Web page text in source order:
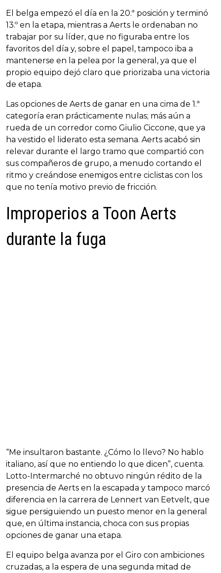
El belga empezó el día en la 20.ª posición y terminó
13.º en la etapa, mientras a Aerts le ordenaban no
trabajar por su líder, que no figuraba entre los
favoritos del día y, sobre el papel, tampoco iba a
mantenerse en la pelea por la general, ya que el
propio equipo dejó claro que priorizaba una victoria
de etapa.
Las opciones de Aerts de ganar en una cima de 1.ª
categoría eran prácticamente nulas; más aún a
rueda de un corredor como Giulio Ciccone, que ya
ha vestido el liderato esta semana. Aerts acabó sin
relevar durante el largo tramo que compartió con
sus compañeros de grupo, a menudo cortando el
ritmo y creándose enemigos entre ciclistas con los
que no tenía motivo previo de fricción.
Improperios a Toon Aerts
durante la fuga
“Me insultaron bastante. ¿Cómo lo llevo? No hablo
italiano, así que no entiendo lo que dicen”, cuenta.
Lotto-Intermarché no obtuvo ningún rédito de la
presencia de Aerts en la escapada y tampoco marcó
diferencia en la carrera de Lennert van Eetvelt, que
sigue persiguiendo un puesto menor en la general
que, en última instancia, choca con sus propias
opciones de ganar una etapa.
El equipo belga avanza por el Giro con ambiciones
cruzadas, a la espera de una segunda mitad de